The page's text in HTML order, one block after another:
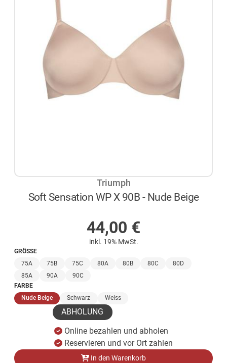
Triumph
Soft Sensation WP X 90B - Nude Beige
44,00 €
inkl. 19% MwSt.
GRÖSSE
75A
75B 75C 80A 80B 80C
80D
85A
90A
90C
FARBE
Nude Beige(ausgewählt)
Schwarz Weiss
ABHOLUNG
Online bezahlen und abholen
Reservieren und vor Ort zahlen
In den Warenkorb